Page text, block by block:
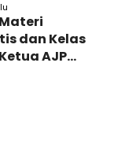
dan Kelas
AJP
LPM